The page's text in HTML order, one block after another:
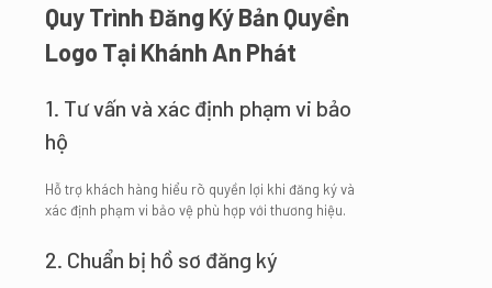
Quy Trình Đăng Ký Bản Quyền
Logo Tại Khánh An Phát
1. Tư vấn và xác định phạm vi bảo
hộ
Hỗ trợ khách hàng hiểu rõ quyền lợi khi đăng ký và
xác định phạm vi bảo vệ phù hợp với thương hiệu.
2. Chuẩn bị hồ sơ đăng ký